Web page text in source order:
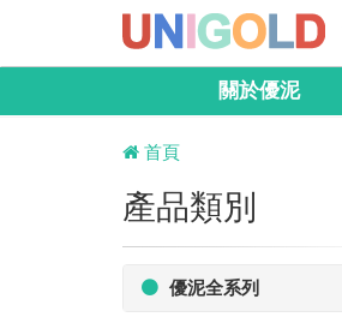
關於優泥
首頁
產品類別
優泥全系列